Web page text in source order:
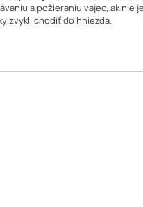
a požieraniu vajec, ak
zvykli chodiť do hniezda.